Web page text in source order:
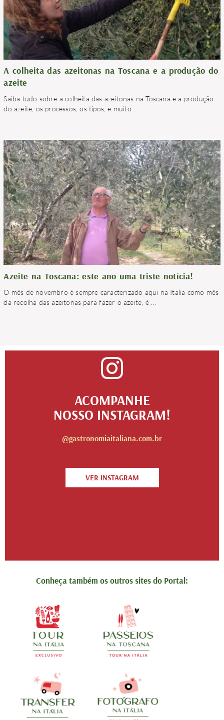
A colheita das azeitonas na Toscana e a produção do
azeite
Saiba tudo sobre a colheita das azeitonas na Toscana e a produção
do azeite, os processos, os tipos, e muito
Azeite na Toscana: este ano uma triste notícia!
O mês de novembro é sempre caracterizado aqui na Italia como mês
da recolha das azeitonas para fazer o azeite, é
ACOMPANHE
NOSSO INSTAGRAM!
@gastronomiaitaliana.com.br
VER INSTAGRAM
Conheça também os outros sites do Portal: